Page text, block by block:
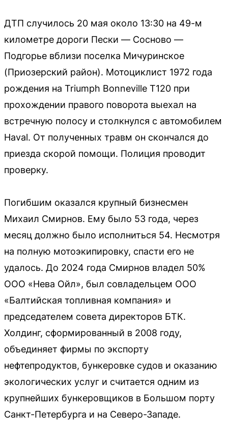
ДТП случилось 20 мая около 13:30 на 49-м
километре дороги Пески — Сосново —
Подгорье вблизи поселка Мичуринское
(Приозерский район). Мотоциклист 1972 года
рождения на Triumph Bonneville T120 при
прохождении правого поворота выехал на
встречную полосу и столкнулся с автомобилем
Haval. От полученных травм он скончался до
приезда скорой помощи. Полиция проводит
проверку.
Погибшим оказался крупный бизнесмен
Михаил Смирнов. Ему было 53 года, через
месяц должно было исполниться 54. Несмотря
на полную мотоэкипировку, спасти его не
удалось. До 2024 года Смирнов владел 50%
ООО «Нева Ойл», был совладельцем ООО
«Балтийская топливная компания» и
председателем совета директоров БТК.
Холдинг, сформированный в 2008 году,
объединяет фирмы по экспорту
нефтепродуктов, бункеровке судов и оказанию
экологических услуг и считается одним из
крупнейших бункеровщиков в Большом порту
Санкт-Петербурга и на Северо-Западе.